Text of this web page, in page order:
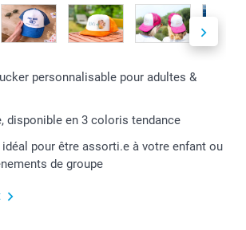
personnalisable pour adultes &
disponible en 3 coloris tendance
idéal pour être assorti.e à votre enfant ou
de groupe